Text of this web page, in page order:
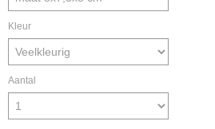
Kleur
Aantal